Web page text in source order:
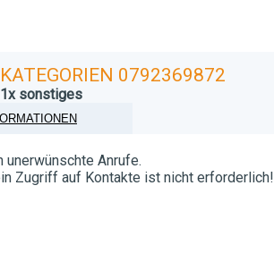
KATEGORIEN 0792369872
1x sonstiges
Anrufe.
Zugriff auf Kontakte ist nicht erforderlich!